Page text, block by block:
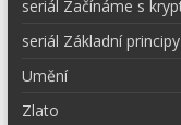
seriál Začínáme s
seriál Základní
Umění
Zlato